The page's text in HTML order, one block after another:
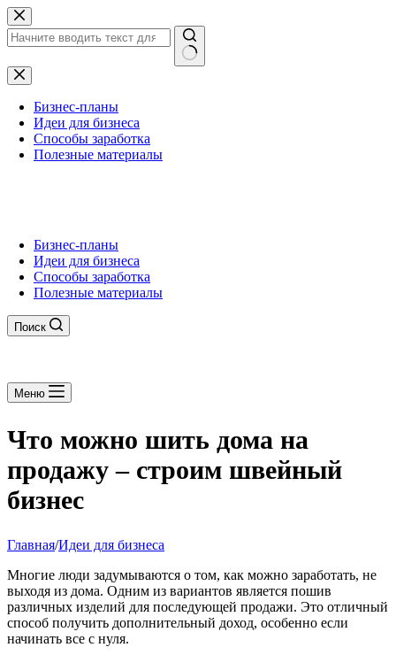
Перейти
к
сути
Ничего
не
найденоБизнес-планы
Идеи для бизнеса
Способы заработка
Полезные материалы
Бизнес-планы
Идеи для бизнеса
Способы заработка
Полезные материалы
Поиск
Меню
Что можно шить дома на
продажу – строим швейный
бизнес
Главная/Идеи для бизнеса
Многие люди задумываются о том, как можно заработать, не
выходя из дома. Одним из вариантов является пошив
различных изделий для последующей продажи. Это отличный
способ получить дополнительный доход, особенно если
начинать все с нуля.